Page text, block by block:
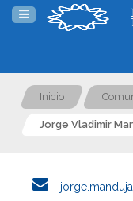
Inicio
Jorge Vladimir